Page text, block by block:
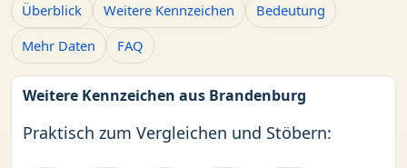
Überblick Weitere Kennzeichen
Bedeutung
Mehr Daten
FAQ
Weitere Kennzeichen aus Brandenburg
Praktisch zum Vergleichen und Stöbern: